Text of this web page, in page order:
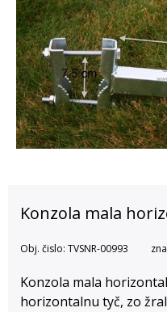
Konzola mala
Obj. čislo: TVSNR-00993
Konzola mala
horizontalnu tyč, zo